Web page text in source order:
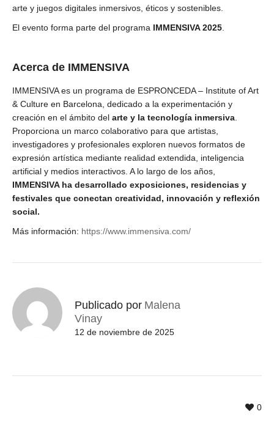
arte y juegos digitales inmersivos, éticos y sostenibles.
El evento forma parte del programa IMMENSIVA 2025
Acerca de IMMENSIVA
IMMENSIVA es un programa de ESPRONCEDA – Institute of Art
& Culture en Barcelona, dedicado a la experimentación y
creación en el ámbito del arte y la tecnología inmersiva
Proporciona un marco colaborativo para que artistas,
investigadores y profesionales exploren nuevos formatos de
expresión artística mediante realidad extendida, inteligencia
artificial y medios interactivos. A lo largo de los años,
IMMENSIVA ha desarrollado exposiciones, residencias y
festivales que conectan creatividad, innovación y reflexión
social.
Más información: https://www.immensiva.com/
Publicado por Malena
Vinay
12 de noviembre de 2025
0